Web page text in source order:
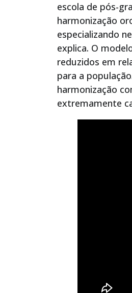
escola de pós-
harmonização
especializando
explica. O
reduzidos em
para a
harmonização
extremamente